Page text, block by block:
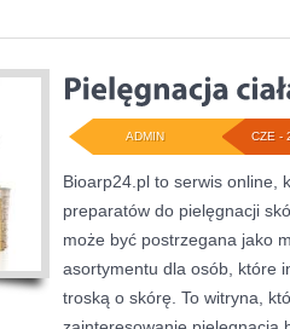
CZE -
ADMIN
Bioarp24.pl to serwis online,
preparatów do pielęgnacji
może być postrzegana jako
asortymentu dla osób, które
troską o skórę. To witryna,